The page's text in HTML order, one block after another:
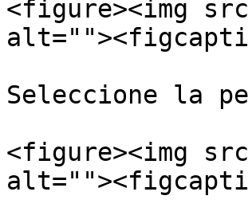
<figure><img
Seleccione la
<figure><img